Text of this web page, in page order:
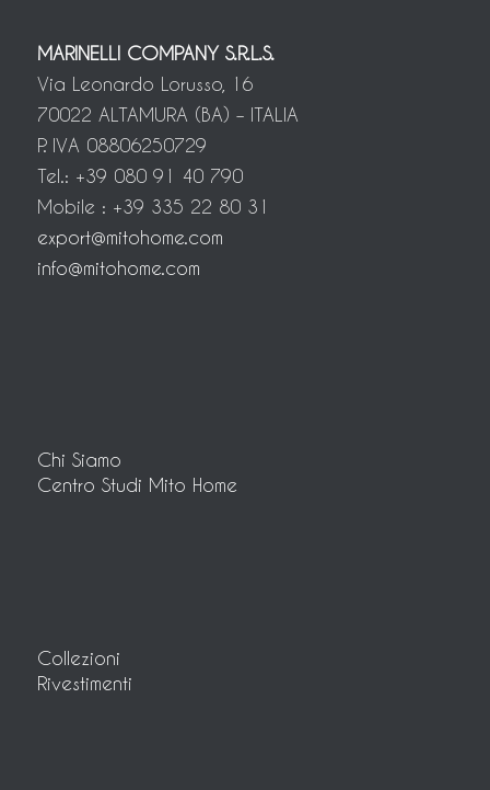
MARINELLI COMPANY S.R.L.S.
Via Leonardo Lorusso, 16
70022 ALTAMURA (BA) – ITALIA
P. IVA 08806250729
Tel.: +39 080 91 40 790
Mobile : +39 335 22 80 31
export@mitohome.com
info@mitohome.com
Chi Siamo
Centro Studi Mito Home
Collezioni
Rivestimenti